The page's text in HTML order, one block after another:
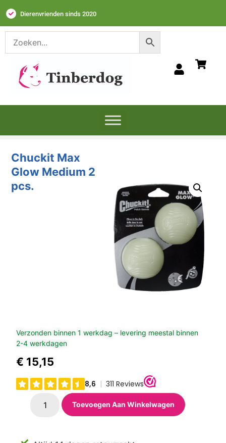
Dierenvrienden sinds 2020
Chuckit Max
Glow Medium 2
pcs.
Verzonden binnen 1 werkdag – levering meestal binnen
2-4 werkdagen
€ 15,15
Toevoegen Aan Winkelwagen